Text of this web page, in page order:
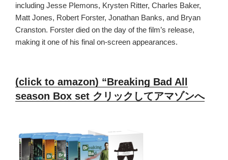
including Jesse Plemons, Krysten Ritter, Charles Baker,
Matt Jones, Robert Forster, Jonathan Banks, and Bryan
Cranston. Forster died on the day of the film’s release,
making it one of his final on-screen appearances.
(click to amazon) “Breaking Bad All
season Box set クリックしてアマゾンへ